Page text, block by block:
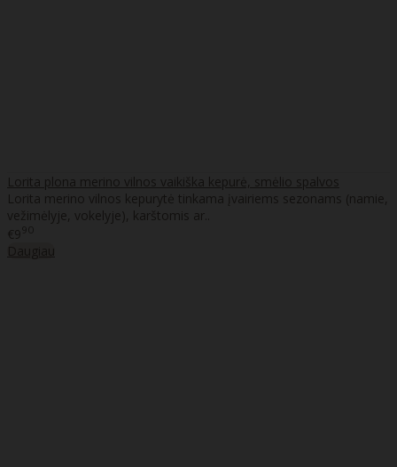
Lorita plona merino vilnos vaikiška kepurė, smėlio spalvos
Lorita merino vilnos kepurytė tinkama įvairiems sezonams (namie,
vežimėlyje, vokelyje), karštomis ar..
€990
Daugiau